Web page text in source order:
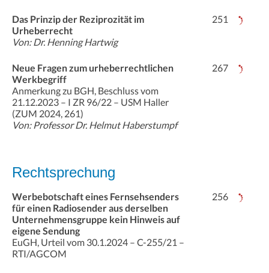
Das Prinzip der Reziprozität im
Urheberrecht
Von: Dr. Henning Hartwig
251
Neue Fragen zum urheberrechtlichen
Werkbegriff
Anmerkung zu BGH, Beschluss vom
21.12.2023 – I ZR 96/22 – USM Haller
(ZUM 2024, 261)
Von: Professor Dr. Helmut Haberstumpf
267
Rechtsprechung
Werbebotschaft eines Fernsehsenders
für einen Radiosender aus derselben
Unternehmensgruppe kein Hinweis auf
eigene Sendung
EuGH, Urteil vom 30.1.2024 – C-255/21 –
RTI/AGCOM
256